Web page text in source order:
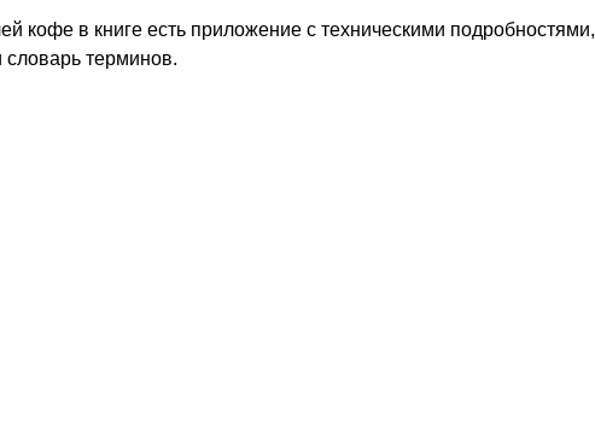
кофе в книге есть приложение с техническими подробностями,
словарь терминов.